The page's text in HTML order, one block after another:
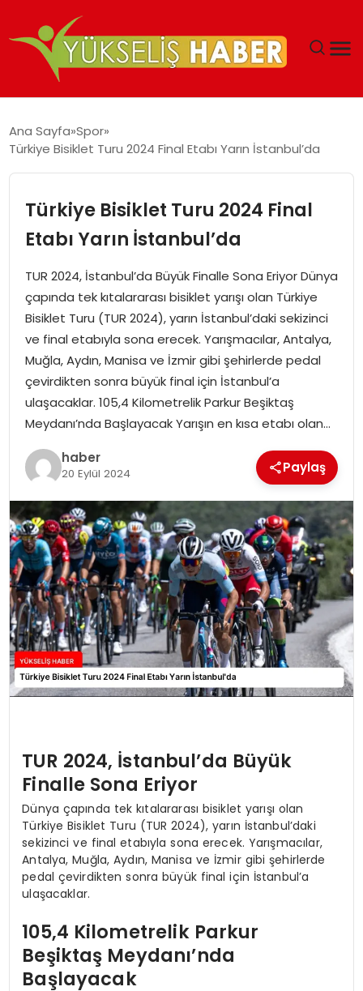
MALIYETLERINI AZALTIYOR’
Ana Sayfa Spor
Türkiye Bisiklet Turu 2024 Final Etabı Yarın İstanbul’da
Türkiye Bisiklet Turu 2024 Final
Etabı Yarın İstanbul’da
TUR 2024, İstanbul’da Büyük Finalle Sona Eriyor Dünya
çapında tek kıtalararası bisiklet yarışı olan Türkiye
Bisiklet Turu (TUR 2024), yarın İstanbul’daki sekizinci
ve final etabıyla sona erecek. Yarışmacılar, Antalya,
Muğla, Aydın, Manisa ve İzmir gibi şehirlerde pedal
çevirdikten sonra büyük final için İstanbul’a
ulaşacaklar. 105,4 Kilometrelik Parkur Beşiktaş
Meydanı’nda Başlayacak Yarışın en kısa etabı olan…
haber
20 Eylül 2024 Paylaş
TUR 2024, İstanbul’da Büyük
Finalle Sona Eriyor
Dünya çapında tek kıtalararası bisiklet yarışı olan
Türkiye Bisiklet Turu (TUR 2024), yarın İstanbul’daki
sekizinci ve final etabıyla sona erecek. Yarışmacılar,
Antalya, Muğla, Aydın, Manisa ve İzmir gibi şehirlerde
pedal çevirdikten sonra büyük final için İstanbul’a
ulaşacaklar.
105,4 Kilometrelik Parkur
Beşiktaş Meydanı’nda
Başlayacak